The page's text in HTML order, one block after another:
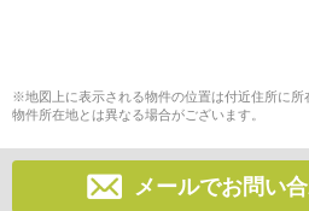
※地図上に表示される物件の位置は付近住所に
物件所在地とは異なる場合がございます。
メールでお問い